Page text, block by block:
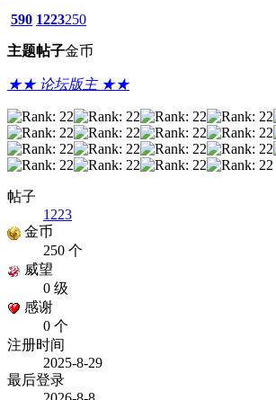
590
主题
1223
帖子
250
金币
★★ 论坛版主 ★★
帖子
1223
金币
250 个
威望
0 级
感谢
0 个
注册时间
2025-8-29
最后登录